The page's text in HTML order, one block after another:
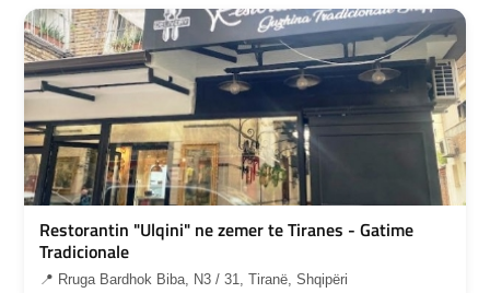
Restorantin "Ulqini" ne zemer te Tiranes - Gatime
Tradicionale
📍 Rruga Bardhok Biba, N3 / 31, Tiranë, Shqipëri